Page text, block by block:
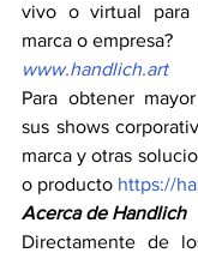
vivo o virtual para
marca o empresa?
www.handlich.art
Para obtener
sus shows
marca y otras
o producto https://
Acerca de Handlich
Directamente de